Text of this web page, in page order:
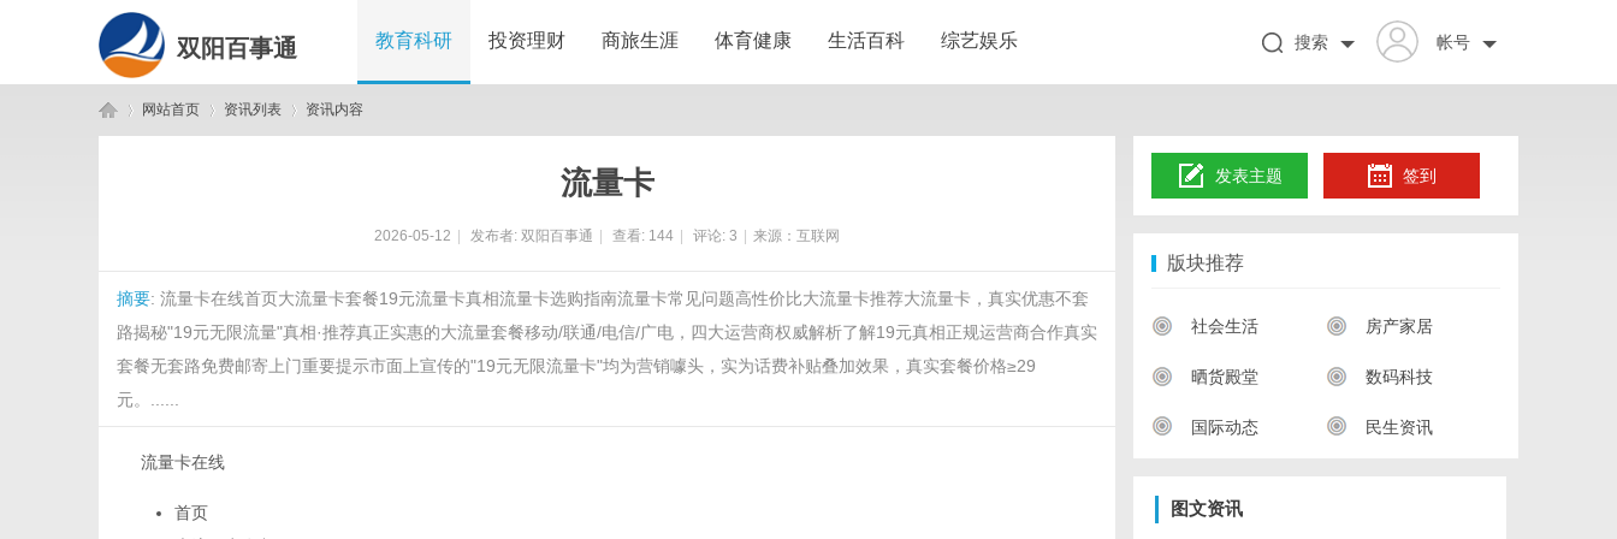
双阳百事通 教育科研 投资理财 商旅生涯 体育健康 生活百科 综艺娱乐 帐号
搜索
网站首页 资讯列表 资讯内容
流量卡
2026-05-12 发布者: 双阳百事通 查看: 144 评论: 3 来源：互联网
摘要: 流量卡在线首页大流量卡套餐19元流量卡真相流量卡选购指南流量卡常见问题高性价比大流量卡推荐大流量卡，真实优惠不套
路揭秘"19元无限流量"真相·推荐真正实惠的大流量套餐移动/联通/电信/广电，四大运营商权威解析了解19元真相正规运营商合作真实
套餐无套路免费邮寄上门重要提示市面上宣传的"19元无限流量卡"均为营销噱头，实为话费补贴叠加效果，真实套餐价格≥29
元。......
流量卡在线
首页
发表主题 签到
版块推荐
社会生活 房产家居
晒货殿堂 数码科技
国际动态 民生资讯
图文资讯